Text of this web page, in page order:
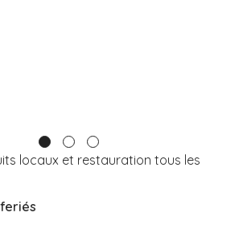
locaux et restauration tous les